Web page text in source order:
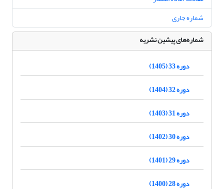
شماره جاری
شماره‌های پیشین نشریه
دوره 33 (1405)
دوره 32 (1404)
دوره 31 (1403)
دوره 30 (1402)
دوره 29 (1401)
دوره 28 (1400)